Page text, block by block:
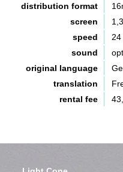
distribution format
screen
speed
sound
original language
translation
rental fee